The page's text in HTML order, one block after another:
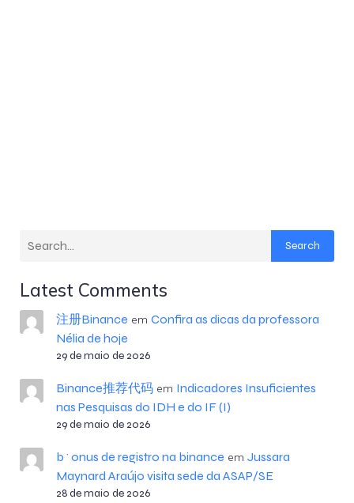
Search
Latest Comments
注册Binance em Confira as dicas da professora
Nélia de hoje
29 de maio de 2026
Binance推荐代码em Indicadores Insuficientes
nas Pesquisas do IDH e do IF (I)
29 de maio de 2026
b^onus de registro na binance em Jussara
Maynard Araújo visita sede da ASAP/SE
28 de maio de 2026